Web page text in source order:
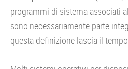
programmi di sistema associati
sono necessariamente parte
questa definizione lascia il